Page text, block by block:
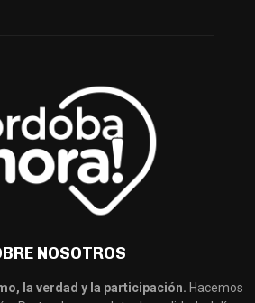
NOSOTROS
la verdad y la participación. Hacemos